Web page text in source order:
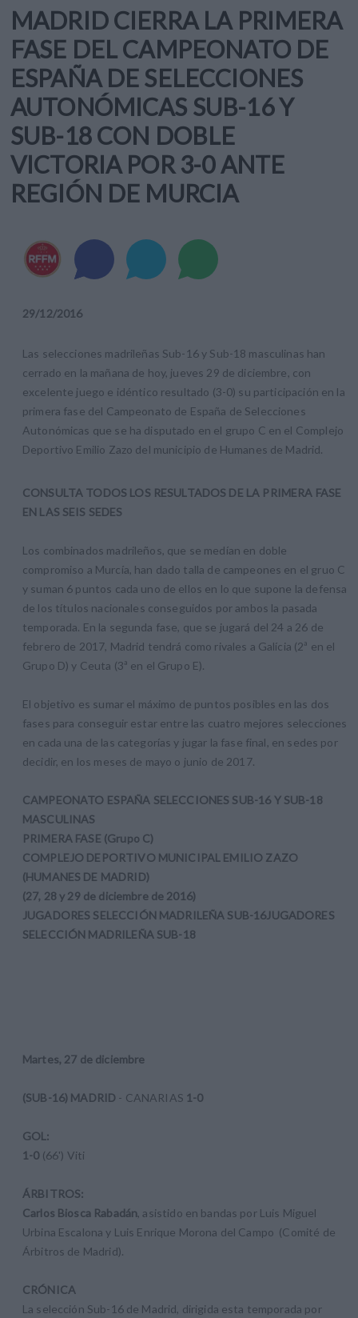
MADRID CIERRA LA PRIMERA
FASE DEL CAMPEONATO DE
ESPAÑA DE SELECCIONES
AUTONÓMICAS SUB-16 Y
SUB-18 CON DOBLE
VICTORIA POR 3-0 ANTE
REGIÓN DE MURCIA
29/12/2016
Las selecciones madrileñas Sub-16 y Sub-18 masculinas han
cerrado en la mañana de hoy, jueves 29 de diciembre, con
excelente juego e idéntico resultado (3-0) su participación en la
primera fase del Campeonato de España de Selecciones
Autonómicas que se ha disputado en el grupo C en el Complejo
Deportivo Emilio Zazo del municipio de Humanes de Madrid.
CONSULTA TODOS LOS RESULTADOS DE LA PRIMERA FASE
EN LAS SEIS SEDES
Los combinados madrileños, que se medían en doble
compromiso a Murcía, han dado talla de campeones en el gruo C
y suman 6 puntos cada uno de ellos en lo que supone la defensa
de los títulos nacionales conseguidos por ambos la pasada
temporada. En la segunda fase, que se jugará del 24 a 26 de
febrero de 2017, Madrid tendrá como rivales a Galícia (2ª en el
Grupo D) y Ceuta (3ª en el Grupo E).
El objetivo es sumar el máximo de puntos posibles en las dos
fases para conseguir estar entre las cuatro mejores selecciones
en cada una de las categorías y jugar la fase final, en sedes por
decidir, en los meses de mayo o junio de 2017.
CAMPEONATO ESPAÑA SELECCIONES SUB-16 Y SUB-18
MASCULINAS
PRIMERA FASE (Grupo C)
COMPLEJO DEPORTIVO MUNICIPAL EMILIO ZAZO
(HUMANES DE MADRID)
(27, 28 y 29 de diciembre de 2016)
JUGADORES SELECCIÓN MADRILEÑA SUB-16JUGADORES
SELECCIÓN MADRILEÑA SUB-18
Martes, 27 de diciembre
(SUB-16) MADRID - CANARIAS 1-0
GOL:
1-0 (66') Viti
ÁRBITROS:
Carlos Biosca Rabadán, asistido en bandas por Luis Miguel
Urbina Escalona y Luis Enrique Morona del Campo (Comité de
Árbitros de Madrid).
CRÓNICA
La selección Sub-16 de Madrid, dirigida esta temporada por